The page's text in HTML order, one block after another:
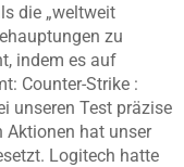
die „weltweit
zu
indem es auf
Counter-Strike :
unseren Test präzise
Aktionen hat unser
Logitech hatte